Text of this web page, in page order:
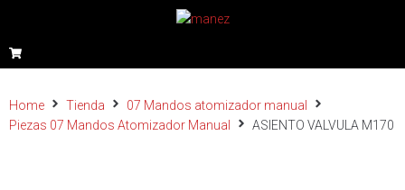
Home Tienda
07 Mandos atomizador manual
Piezas 07 Mandos Atomizador Manual
ASIENTO VALVULA M170